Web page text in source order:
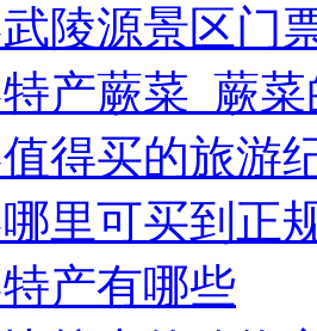
陵源景区门
产蕨菜_蕨
得买的旅游
里可买到正
产有哪些